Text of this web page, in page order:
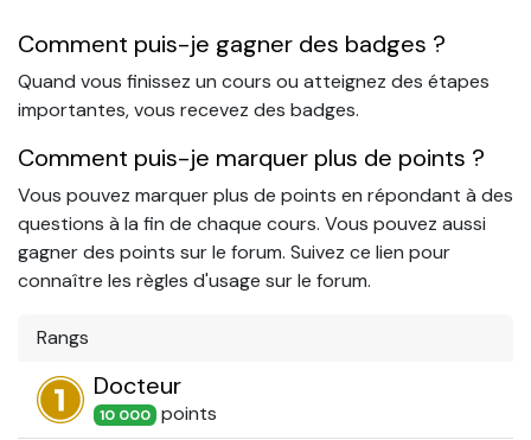
Comment puis-je gagner des badges ?
Quand vous finissez un cours ou atteignez des étapes
importantes, vous recevez des badges.
Comment puis-je marquer plus de points ?
Vous pouvez marquer plus de points en répondant à des
questions à la fin de chaque cours. Vous pouvez aussi
gagner des points sur le forum. Suivez ce lien pour
connaître les règles d'usage sur le forum.
Rangs
Docteur
10 000 points